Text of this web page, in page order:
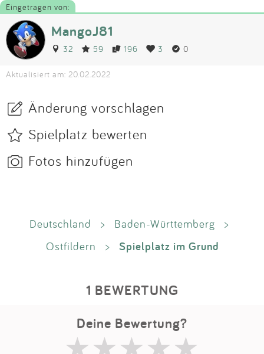
Eingetragen von:
MangoJ81
32 59 196 3 0
Aktualisiert am: 20.02.2022
Änderung vorschlagen
Spielplatz bewerten
Fotos hinzufügen
Deutschland > Baden-Württemberg
>
Ostfildern
> Spielplatz im Grund
1 BEWERTUNG
Deine Bewertung?